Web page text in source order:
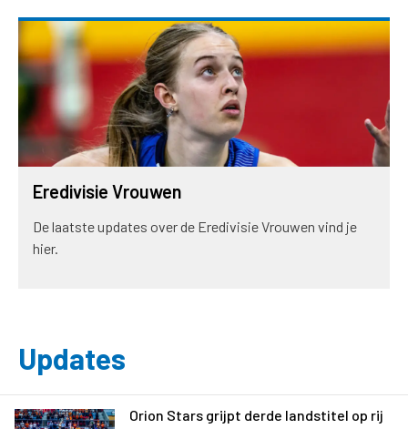
Eredivisie Vrouwen
De laatste updates over de Eredivisie Vrouwen vind je
hier.
Updates
Orion Stars grijpt derde landstitel op rij